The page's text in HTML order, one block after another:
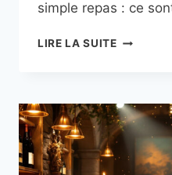
simple repas : ce
LIRE LA SUITE
PAYS
NIÇOIS